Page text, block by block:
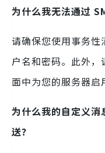
为什么我无法通过
请确保您使用事务
户名和密码。此外
面中为您的服务器启
为什么我的自定义
送？